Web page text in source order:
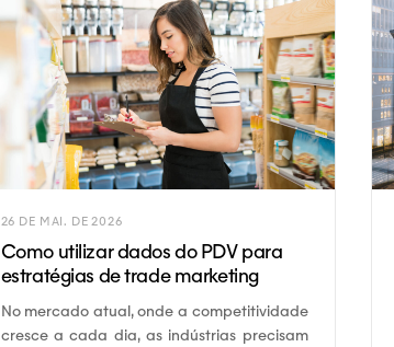
26 DE MAI. DE 2026
Como utilizar dados do PDV para
estratégias de trade marketing
No mercado atual, onde a competitividade
cresce a cada dia, as indústrias precisam